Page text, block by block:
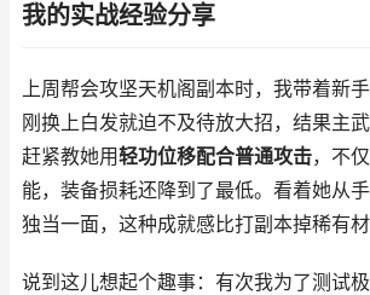
我的实战经验分享
上周帮会攻坚天机阁副本时，我带着新
刚换上白发就迫不及待放大招，结果主
赶紧教她用轻功位移配合普通攻击，不
能，装备损耗还降到了最低。看着她从
独当一面，这种成就感比打副本掉稀有材
说到这儿想起个趣事：有次我为了测试